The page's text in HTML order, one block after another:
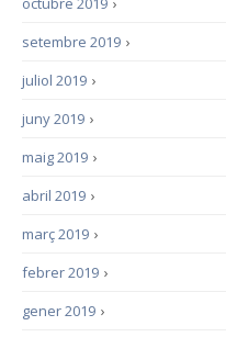
›
setembre 2019
›
juliol 2019
›
juny 2019
›
maig 2019
›
abril 2019
›
març 2019
›
febrer 2019
›
gener 2019